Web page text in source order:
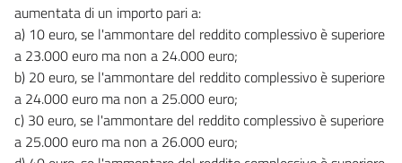
aumentata di un importo pari a:
a) 10 euro, se l'ammontare del reddito complessivo è superiore
a 23.000 euro ma non a 24.000 euro;
b) 20 euro, se l'ammontare del reddito complessivo è superiore
a 24.000 euro ma non a 25.000 euro;
c) 30 euro, se l'ammontare del reddito complessivo è superiore
a 25.000 euro ma non a 26.000 euro;